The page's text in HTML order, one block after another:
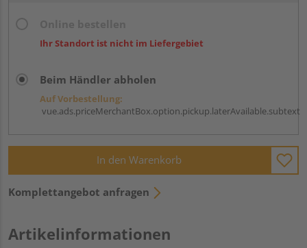
Ihr Standort ist nicht im Liefergebiet
Beim Händler abholen
Auf Vorbestellung:
vue.ads.priceMerchantBox.option.pickup.laterAvailable.subtext
In den Warenkorb
Komplettangebot anfragen
Artikelinformationen